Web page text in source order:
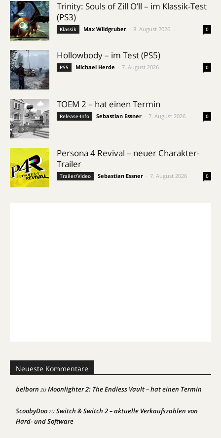
Trinity: Souls of Zill O’ll – im Klassik-Test
(PS3)
Klassik Max Wildgruber 8. August 2026 0
Hollowbody – im Test (PS5)
PS5 Michael Herde 7. August 2026 0
TOEM 2 – hat einen Termin
Release-Info Sebastian Essner 7. August 2026 0
Persona 4 Revival – neuer Charakter-
Trailer
Trailer/Video Sebastian Essner 7. August 2026 0
Neueste Kommentare
belborn zuMoonlighter 2: The Endless Vault – hat einen Termin
ScoobyDoozuSwitch & Switch 2 – aktuelle Verkaufszahlen von
Hard- und Software